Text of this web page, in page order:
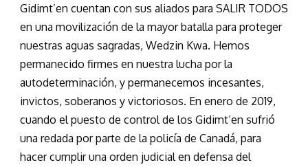
Gidimt’en cuentan con sus aliados para SALIR TODOS
en una movilización de la mayor batalla para proteger
nuestras aguas sagradas, Wedzin Kwa. Hemos
permanecido firmes en nuestra lucha por la
autodeterminación, y permanecemos incesantes,
invictos, soberanos y victoriosos. En enero de 2019,
cuando el puesto de control de los Gidimt’en sufrió
una redada por parte de la policía de Canadá, para
hacer cumplir una orden judicial en defensa del